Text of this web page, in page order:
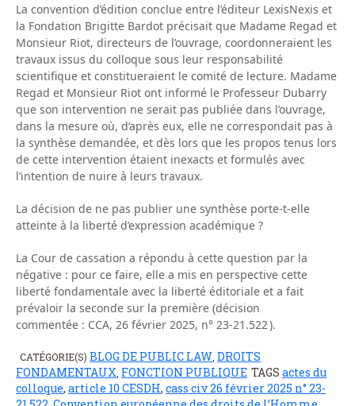
La convention d’édition conclue entre l’éditeur LexisNexis et
la Fondation Brigitte Bardot précisait que Madame Regad et
Monsieur Riot, directeurs de l’ouvrage, coordonneraient les
travaux issus du colloque sous leur responsabilité
scientifique et constitueraient le comité de lecture. Madame
Regad et Monsieur Riot ont informé le Professeur Dubarry
que son intervention ne serait pas publiée dans l’ouvrage,
dans la mesure où, d’après eux, elle ne correspondait pas à
la synthèse demandée, et dès lors que les propos tenus lors
de cette intervention étaient inexacts et formulés avec
l’intention de nuire à leurs travaux.
La décision de ne pas publier une synthèse porte-t-elle
atteinte à la liberté d’expression académique ?
La Cour de cassation a répondu à cette question par la
négative : pour ce faire, elle a mis en perspective cette
liberté fondamentale avec la liberté éditoriale et a fait
prévaloir la seconde sur la première (décision
commentée : CCA, 26 février 2025, n° 23-21.522 ).
CATÉGORIE(S) BLOG DE PUBLIC LAW DROITS
FONDAMENTAUX FONCTION PUBLIQUE TAGS actes du
colloque, article 10 CESDH, cass civ 26 février 2025 n° 23-